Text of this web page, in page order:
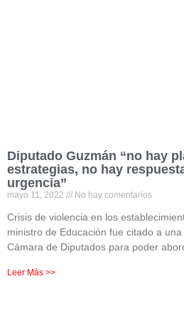
Diputado Guzmán “no hay
estrategias, no hay
urgencia”
mayo 11, 2022 No hay comentarios
Crisis de violencia en los
ministro de Educación fue citado a
Cámara de Diputados para poder
Leer Más >>